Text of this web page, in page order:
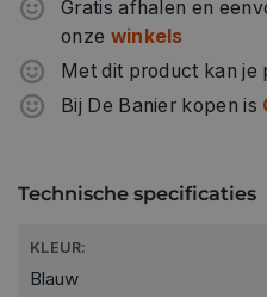
Gratis afhalen en
onze winkels
Met dit product kan je
Bij De Banier kopen is
Technische specificaties
KLEUR:
Blauw